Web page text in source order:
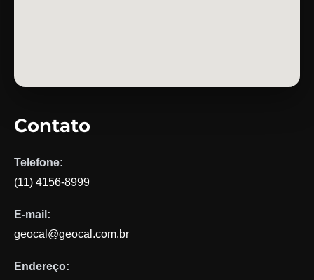
Contato
Telefone:
(11) 4156-8999
E-mail:
geocal@geocal.com.br
Endereço: